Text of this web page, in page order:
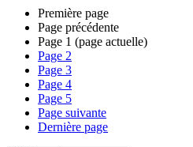
Première page
Page précédente
Page 1 (page actuelle)
Page 2
Page 3
Page 4
Page 5
Page suivante
Dernière page